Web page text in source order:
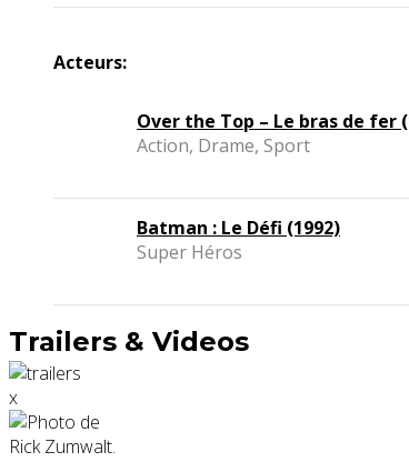
Acteurs:
Over the Top – Le bras de fer
Action, Drame, Sport
Batman : Le Défi (1992)
Super Héros
Trailers & Videos
x